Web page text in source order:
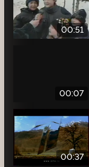
00:51
00:07
00:37